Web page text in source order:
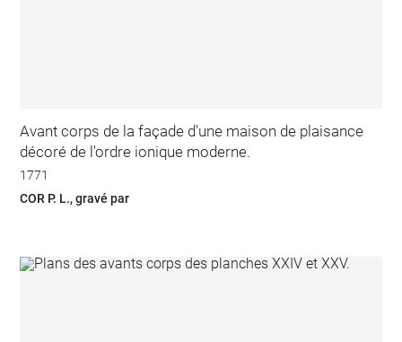
Avant corps de la façade d'une maison de plaisance
décoré de l'ordre ionique moderne.
1771
COR P. L., gravé par